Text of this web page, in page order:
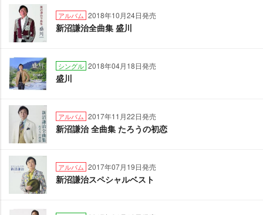
アルバム 2018年10月24日発売
新沼謙治全曲集 盛川
シングル 2018年04月18日発売
盛川
アルバム 2017年11月22日発売
新沼謙治 全曲集 たろうの初恋
アルバム 2017年07月19日発売
新沼謙治スペシャルベスト